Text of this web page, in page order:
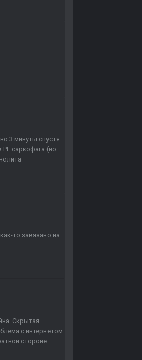
3 минуты спустя
PL саркофага (но
то завязано на
Скрытая
с интернетом.
стороне...